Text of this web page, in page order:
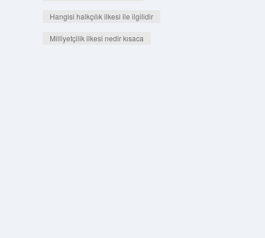
Hangisi halkçılık ilkesi ile ilgilidir
Milliyetçilik ilkesi nedir kısaca